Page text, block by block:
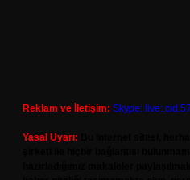
Reklam ve İletişim: Skype:
Yasal Uyarı: